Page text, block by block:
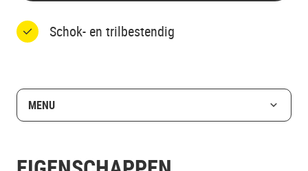
Schok- en trilbestendig
MENU